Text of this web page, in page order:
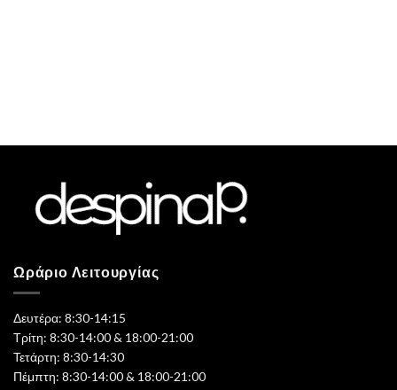
Ωράριο Λειτουργίας
Δευτέρα: 8:30-14:15
Τρίτη: 8:30-14:00 & 18:00-21:00
Τετάρτη: 8:30-14:30
Πέμπτη: 8:30-14:00 & 18:00-21:00